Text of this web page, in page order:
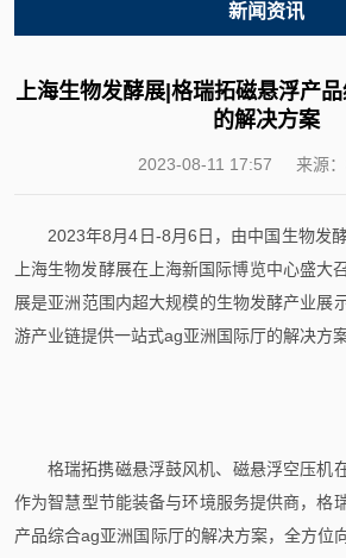
新闻资讯
上海生物发酵展|格瑞拓磁悬浮产
的解决方案
2023-08-11 17:57 来源
2023年8月4日-8月6日，由中国生物发
上海生物发酵展在上海新国际博览中心盛大
展是亚洲范围内超大规模的生物发酵产业展
游产业链提供一站式ag亚洲国际厅的解决方案
格瑞拓携磁悬浮鼓风机、磁悬浮空压机
作为智慧型节能装备与环境服务提供商，格
产品综合ag亚洲国际厅的解决方案，全方位